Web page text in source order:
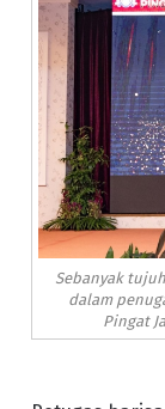
Sebanyak
dalam
Pingat